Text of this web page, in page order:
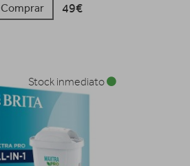
Comprar 49€
Stock inmediato